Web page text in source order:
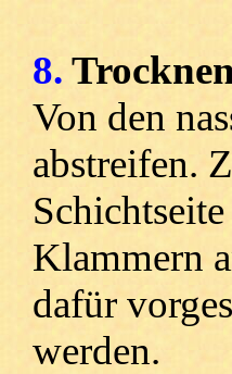
8.
Von den
abstreifen.
Klammern
dafür
werden.